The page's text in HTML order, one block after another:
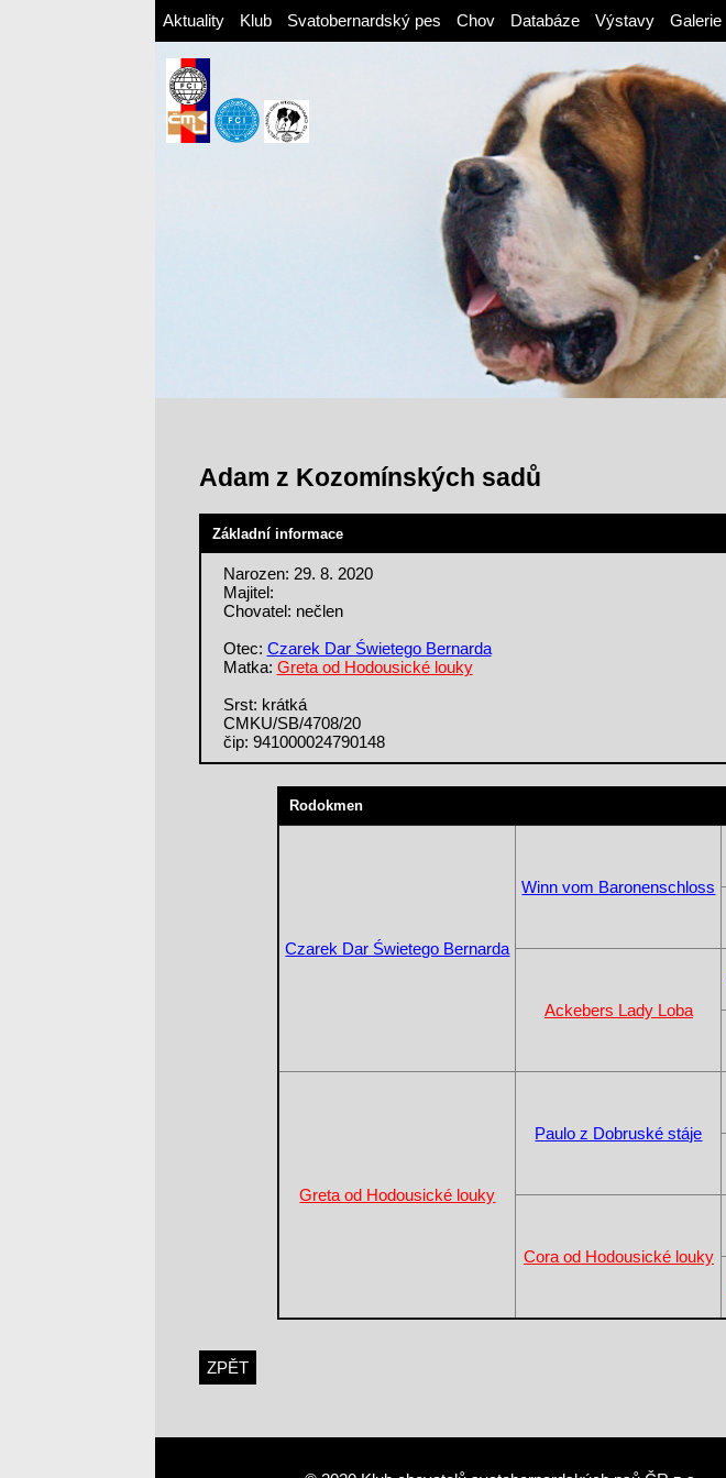
Aktuality Klub Svatobernardský pes Chov Databáze Výstavy Galerie
Adam z Kozomínských sadů
Základní informace
Narozen: 29. 8. 2020
Majitel:
Chovatel: nečlen
Otec: Czarek Dar Świetego Bernarda
Matka: Greta od Hodousické louky
Srst: krátká
CMKU/SB/4708/20
čip: 941000024790148
Rodokmen
Czarek Dar Świetego Bernarda
Winn vom Baronenschloss
Ackebers Lady Loba
Greta od Hodousické louky
Paulo z Dobruské stáje
Cora od Hodousické louky
ZPĚT